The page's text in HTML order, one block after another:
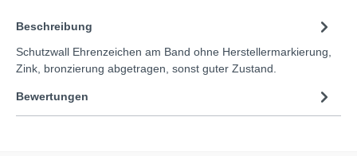
Beschreibung
Schutzwall Ehrenzeichen am Band ohne Herstellermarkierung,
Zink, bronzierung abgetragen, sonst guter Zustand.
Bewertungen